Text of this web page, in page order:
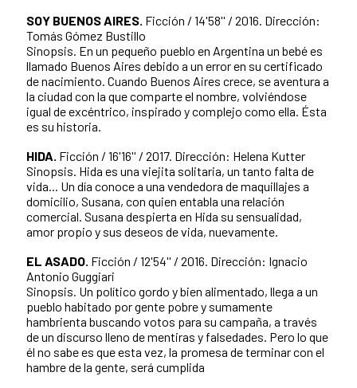
SOY BUENOS AIRES. Ficción / 14'58'' / 2016. Dirección:
Tomás Gómez Bustillo
Sinopsis. En un pequeño pueblo en Argentina un bebé es
llamado Buenos Aires debido a un error en su certificado
de nacimiento. Cuando Buenos Aires crece, se aventura a
la ciudad con la que comparte el nombre, volviéndose
igual de excéntrico, inspirado y complejo como ella. Ésta
es su historia.
HIDA. Ficción / 16'16'' / 2017. Dirección: Helena Kutter
Sinopsis. Hida es una viejita solitaria, un tanto falta de
vida... Un día conoce a una vendedora de maquillajes a
domicilio, Susana, con quien entabla una relación
comercial. Susana despierta en Hida su sensualidad,
amor propio y sus deseos de vida, nuevamente.
EL ASADO. Ficción / 12'54'' / 2016. Dirección: Ignacio
Antonio Guggiari
Sinopsis. Un político gordo y bien alimentado, llega a un
pueblo habitado por gente pobre y sumamente
hambrienta buscando votos para su campaña, a través
de un discurso lleno de mentiras y falsedades. Pero lo que
él no sabe es que esta vez, la promesa de terminar con el
hambre de la gente, será cumplida